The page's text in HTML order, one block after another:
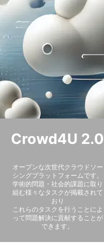
Crowd4U 2.0
オープンな次世代クラウドソー
シングプラットフォームです。
学術的問題・社会的課題に取り
組む様々なタスクが掲載されて
おり
これらのタスクを行うことによ
って問題解決に貢献することが
できます。